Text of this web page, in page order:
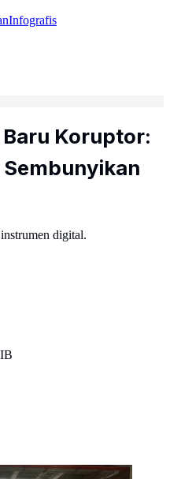
Infografis
Koruptor:
digital.